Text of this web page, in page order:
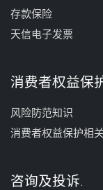
存款保险
天信电子发票
消费者权益保
风险防范知识
消费者权益保护相
咨询及投诉